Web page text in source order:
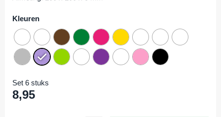
Kleuren
Set 6 stuks
8,95